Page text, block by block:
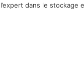
dans le